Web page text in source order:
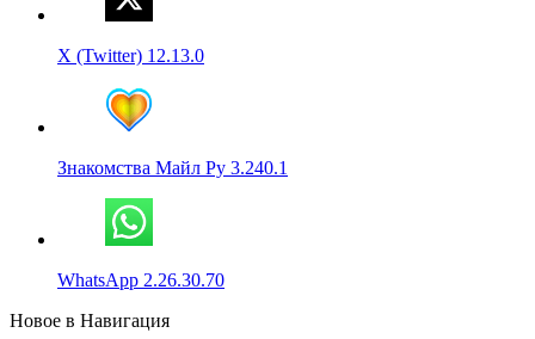
X (Twitter) 12.13.0
Знакомства Майл Ру 3.240.1
WhatsApp 2.26.30.70
Новое в Навигация